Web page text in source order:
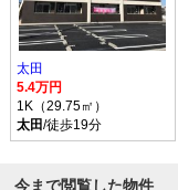
太田
5.4万円
1K（29.75㎡）
太田/徒歩19分
今まで閲覧した物件